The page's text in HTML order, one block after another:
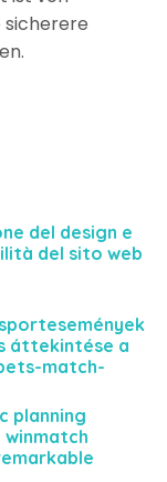
sicherere
del design e
del sito web
áttekintése a
match-
a nyerési
planning
winmatch